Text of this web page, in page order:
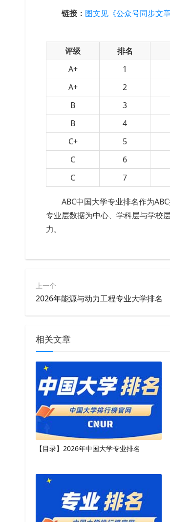
链接： 图文见《公众号同步文章
评级
排名
A+
1
A+
2
B
3
B
4
C+
5
C
6
C
7
ABC中国大学专业排名作为
专业层数据为中心、学科层与学校
力。
上一个
2026年能源与动力工程专业大学排名
相关文章
【目录】2026年中国大学专业排名